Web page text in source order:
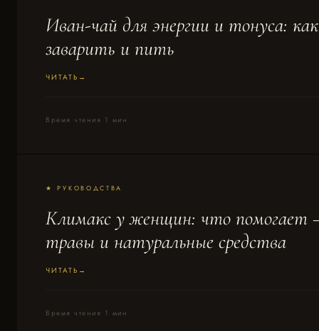
Иван-чай для энергии и тонуса: как
заварить и пить
ЧИТАТЬ
Время чтения 1 мин
★ РУКОВОДСТВА
Климакс у женщин: что помогает
травы и натуральные средства
ЧИТАТЬ
Время чтения 1 мин